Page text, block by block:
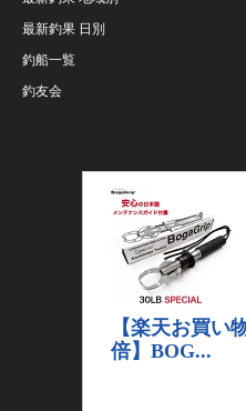
最新釣果 日別
釣船一覧
釣友会